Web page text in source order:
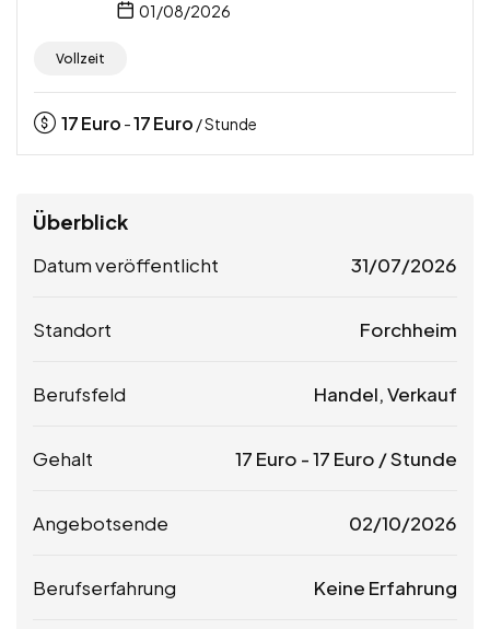
01/08/2026
Vollzeit
17Euro -17Euro / Stunde
Überblick
Datum veröffentlicht 31/07/2026
Standort Forchheim
Berufsfeld Handel, Verkauf
Gehalt 17 Euro -17 Euro / Stunde
Angebotsende 02/10/2026
Berufserfahrung Keine Erfahrung